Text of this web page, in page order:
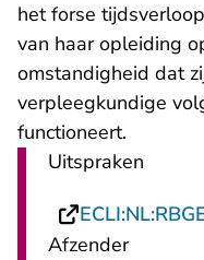
het forse
van haar opleiding
omstandigheid dat
verpleegkundige
functioneert.
Uitspraken
Afzender